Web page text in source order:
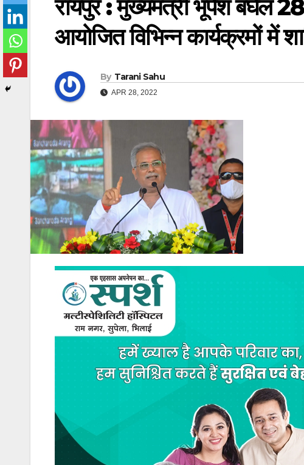
रायपुर : मुख्यमंत्री भूपेश बघेल
आयोजित विभिन्न कार्यक्रमों में
By Tarani Sahu
APR 28, 2022